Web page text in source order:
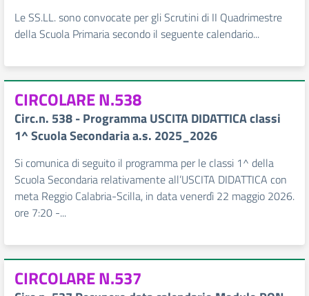
Le SS.LL. sono convocate per gli Scrutini di II Quadrimestre
della Scuola Primaria secondo il seguente calendario...
CIRCOLARE N.538
Circ.n. 538 - Programma USCITA DIDATTICA classi
1^ Scuola Secondaria a.s. 2025_2026
Si comunica di seguito il programma per le classi 1^ della
Scuola Secondaria relativamente all’USCITA DIDATTICA con
meta Reggio Calabria-Scilla, in data venerdì 22 maggio 2026.
ore 7:20 -...
CIRCOLARE N.537